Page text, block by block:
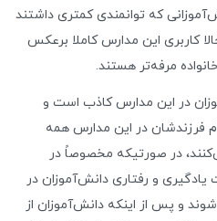
که توانمندی کمتری داشتند
کاربری این مدارس کاملا برعکس
مرفه‌تر هستند.
در این مدارس کاذب است و
فرزندشان در این مدارس همه
در صورتیکه مخصوصاً در
یادگیری و رفتاری دانش‌آموزان در
و پس از اینکه دانش‌آموزان از